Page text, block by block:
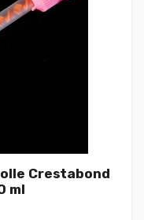
Crestabond
ml